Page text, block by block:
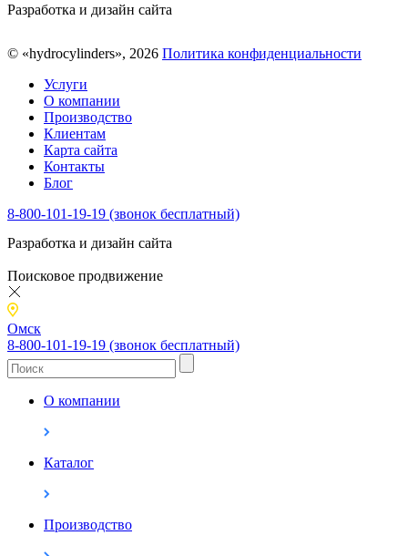
Разработка и дизайн сайта
© «hydrocylinders», 2026 Политика конфиденциальности
Услуги
О компании
Производство
Клиентам
Карта сайта
Контакты
Блог
8-800-101-19-19 (звонок бесплатный)
Разработка и дизайн сайта
Поисковое продвижение
Омск
8-800-101-19-19 (звонок бесплатный)
О компании
Каталог
Производство